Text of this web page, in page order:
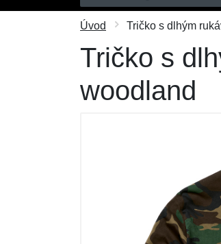
Pánske
Dámske
Doplnky
Úvod Tričko s dlhým
Tričko s
woodland